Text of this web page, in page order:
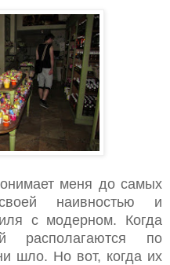
меня до самых
наивностью и
с модерном. Когда
располагаются по
шло. Но вот, когда их